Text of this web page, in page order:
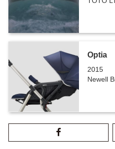
Optia
2015
Newell